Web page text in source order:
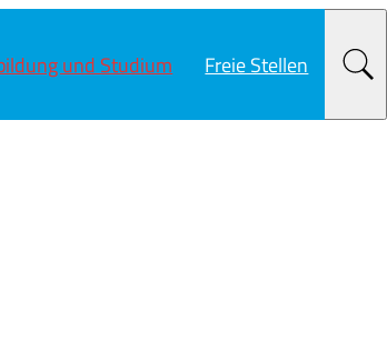
und Studium Freie Stellen